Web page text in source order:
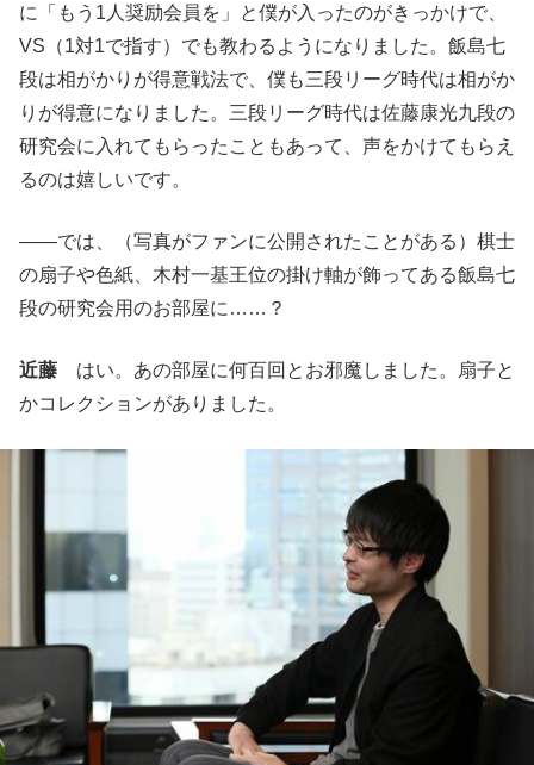
に「もう1人奨励会員を」と僕が入ったのがきっかけで、
VS（1対1で指す）でも教わるようになりました。飯島七
段は相がかりが得意戦法で、僕も三段リーグ時代は相がか
りが得意になりました。三段リーグ時代は佐藤康光九段の
研究会に入れてもらったこともあって、声をかけてもらえ
るのは嬉しいです。
――では、（写真がファンに公開されたことがある）棋士
の扇子や色紙、木村一基王位の掛け軸が飾ってある飯島七
段の研究会用のお部屋に……？
近藤 はい。あの部屋に何百回とお邪魔しました。扇子と
かコレクションがありました。